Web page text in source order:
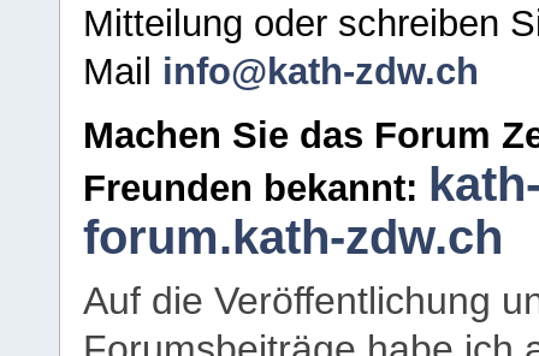
Mitteilung oder schreiben
Mail info@kath-zdw.ch
Machen Sie das Forum
Freunden bekannt:
forum.kath-zdw.ch
Auf die Veröffentlichung